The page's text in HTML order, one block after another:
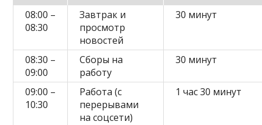
08:00 –
08:30
Завтрак и
просмотр
новостей
30 минут
08:30 –
09:00
Сборы на
работу
30 минут
09:00 –
10:30
Работа (с
перерывами
на соцсети)
1 час 30 минут